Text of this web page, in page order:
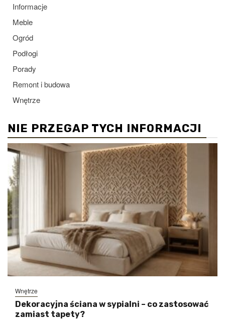
Informacje
Meble
Ogród
Podłogi
Porady
Remont i budowa
Wnętrze
NIE PRZEGAP TYCH INFORMACJI
Wnętrze
Dekoracyjna ściana w sypialni – co zastosować
zamiast tapety?